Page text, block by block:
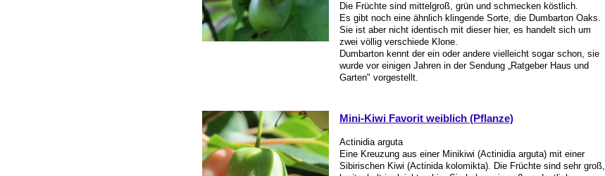
Die Früchte sind mittelgroß, grün und schmecken köstlich.
Es gibt noch eine ähnlich klingende Sorte, die Dumbarton Oaks.
Sie ist aber nicht identisch mit dieser hier, es handelt sich um
zwei völlig verschiede Klone.
Dumbarton kennt der ein oder andere vielleicht sogar schon, sie
wurde vor einigen Jahren in der Sendung „Ratgeber Haus und
Garten" vorgestellt.
Mini-Kiwi Favorit weiblich (Pflanze)
Actinidia arguta
Eine Kreuzung aus einer Minikiwi (Actinidia arguta) mit einer
Sibirischen Kiwi (Actinida kolomikta). Die Früchte sind sehr groß,